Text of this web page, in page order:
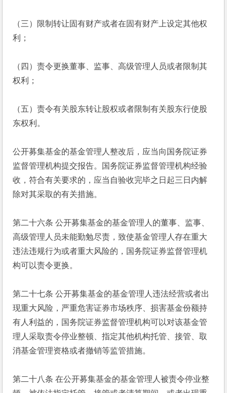
（三）限制转让固有财产或者在固有财产上设定其他权
利；
（四）责令更换董事、监事、高级管理人员或者限制其
权利；
（五）责令有关股东转让股权或者限制有关股东行使股
东权利。
公开募集基金的基金管理人整改后，应当向国务院证券
监督管理机构提交报告。国务院证券监督管理机构经验
收，符合有关要求的，应当自验收完毕之日起三日内解
除对其采取的有关措施。
第二十六条 公开募集基金的基金管理人的董事、监事、
高级管理人员未能勤勉尽责，致使基金管理人存在重大
违法违规行为或者重大风险的，国务院证券监督管理机
构可以责令更换。
第二十七条 公开募集基金的基金管理人违法经营或者出
现重大风险，严重危害证券市场秩序、损害基金份额持
有人利益的，国务院证券监督管理机构可以对该基金管
理人采取责令停业整顿、指定其他机构托管、接管、取
消基金管理资格或者撤销等监管措施。
第二十八条 在公开募集基金的基金管理人被责令停业整